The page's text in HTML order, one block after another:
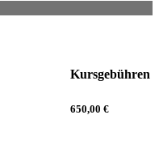
Kursgebühren
650,00 €